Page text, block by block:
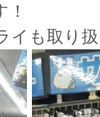
イも取り